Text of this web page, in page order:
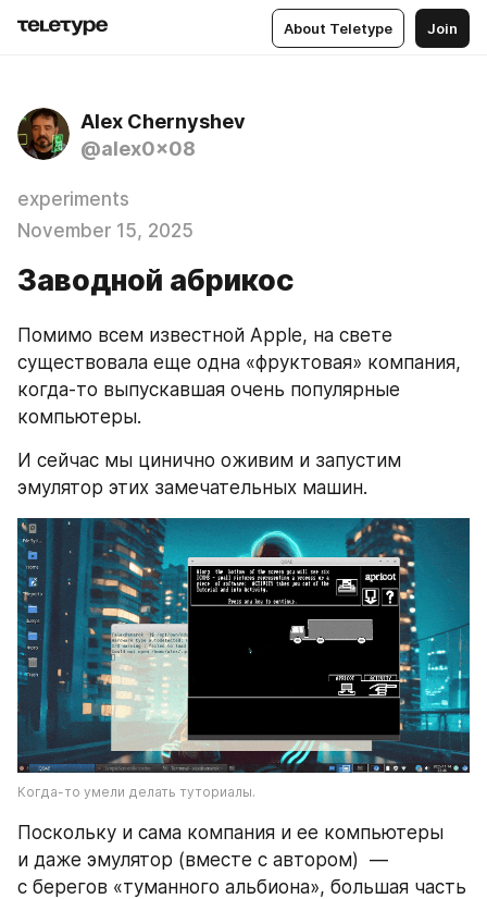
About Teletype Join
Alex Chernyshev
@alex0x08
experiments
November 15, 2025
Заводной абрикос
Помимо всем известной Apple, на свете
существовала еще одна «фруктовая» компания,
когда-то выпускавшая очень популярные
компьютеры.
И сейчас мы цинично оживим и запустим
эмулятор этих замечательных машин.
Когда-то умели делать туториалы.
Поскольку и сама компания и ее компьютеры
и даже эмулятор (вместе с автором)  —
с берегов «туманного альбиона», большая часть